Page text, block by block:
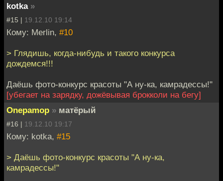
kotka »
#15 | 19.12.10 19:14
Кому: Merlin, #10
> Глядишь, когда-нибудь и такого конкурса
дождемся!!!
Даёшь фото-конкурс красоты "А ну-ка, камрадессы!"
[убегает на зарядку, дожёвывая брокколи на бегу]
Onepamop » матёрый
#16 | 19.12.10 19:17
Кому: kotka, #15
> Даёшь фото-конкурс красоты "А ну-ка,
камрадессы!"